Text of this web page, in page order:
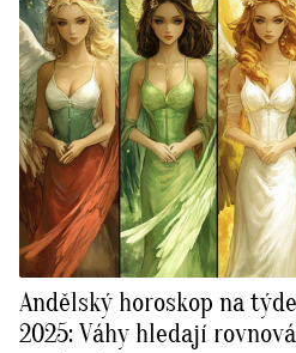
Andělský horoskop na
2025: Váhy hledají